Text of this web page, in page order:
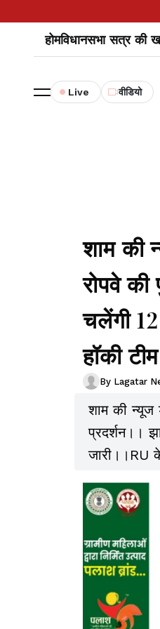
होमविधानसभा सत्र की
Live वीडियो
शाम की
रोपवे की
चलेंगी
हॉकी
By Lagatar
शाम की न्यूज
प्रदर्शन।।
जारी।।RU
आंखों में धूल
तस्करी।।